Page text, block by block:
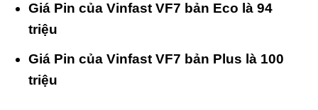
Giá Pin của Vinfast VF7 bản Eco là 94
triệu
Giá Pin của Vinfast VF7 bản Plus là 100
triệu